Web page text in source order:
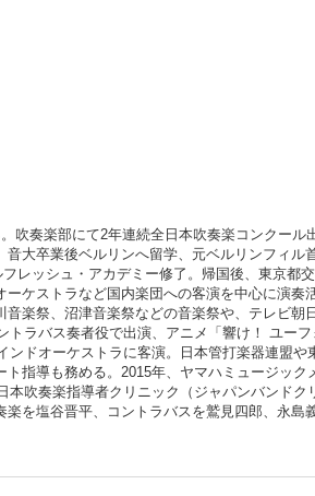
奏楽部にて2年連続全日本吹奏楽コンクール
大卒業後ベルリンへ留学、元ベルリンフィル
レッシュ・アカデミー修了。帰国後、東京都
ケストラなど国内楽団への客演を中心に演奏
楽祭、沼津音楽祭などの音楽祭や、テレビ朝
ラバス奏者役で出演、アニメ「響け！ ユーフ
ンドオーケストラに客演。日本管打楽器連盟や
指導も務める。2015年、ヤマハミュージック
吹奏楽指導者クリニック（ジャパンバンドク
を塩谷晋平、コントラバスを鷲見四郎、永島義